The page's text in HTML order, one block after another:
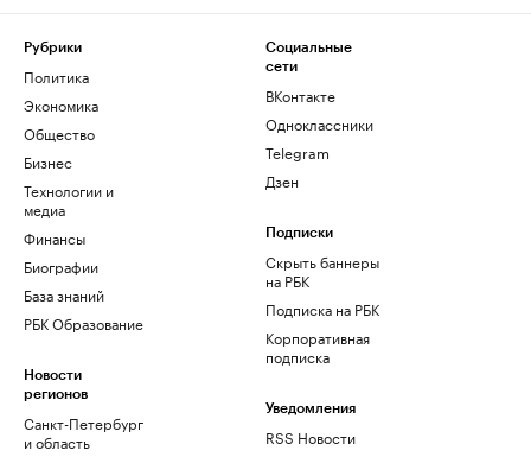
Рубрики
Политика
Экономика
Общество
Бизнес
Технологии и
медиа
Финансы
Биографии
База знаний
РБК Образование
Новости
регионов
Санкт-Петербург
и область
Социальные
сети
ВКонтакте
Одноклассники
Telegram
Дзен
Подписки
Скрыть баннеры
на РБК
Подписка на РБК
Корпоративная
подписка
Уведомления
RSS Новости